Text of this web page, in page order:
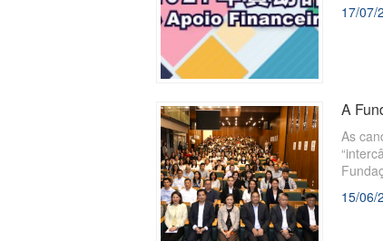
17/07/
A
As
15/06/